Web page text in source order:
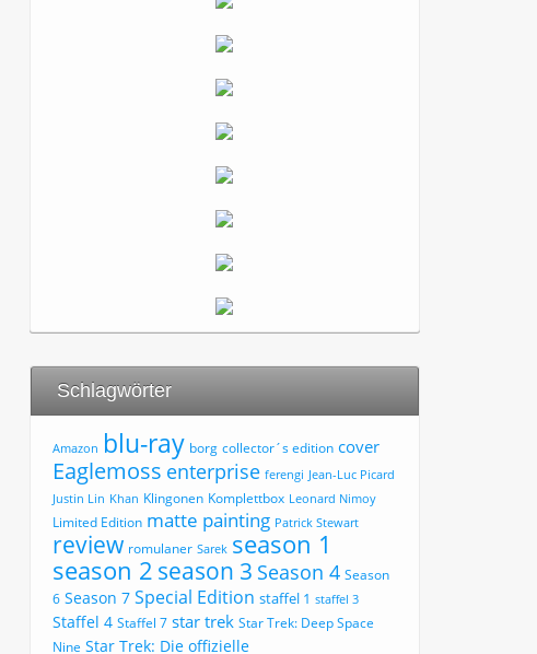
Schlagwörter
Amazon blu-ray borg collector´s edition cover
Eaglemoss enterprise ferengi Jean-Luc Picard
Justin Lin Khan Klingonen Komplettbox Leonard Nimoy
Limited Edition matte painting Patrick Stewart
review romulaner Sarek season 1
season 2 season 3 Season 4 Season
6 Season 7 Special Edition staffel 1 staffel 3
Staffel 4 Staffel 7 star trek Star Trek: Deep Space
Nine Star Trek: Die offizielle